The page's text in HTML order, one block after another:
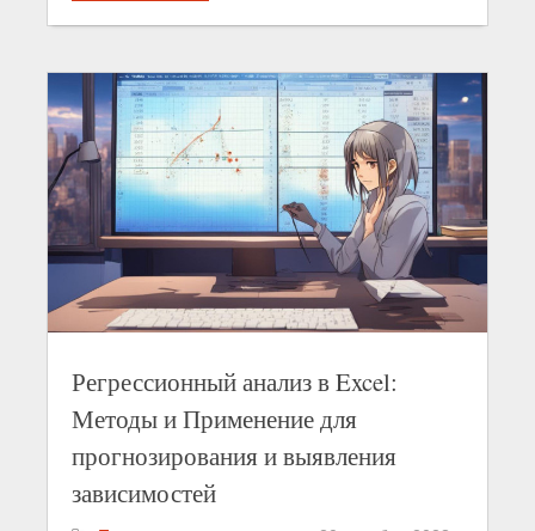
Регрессионный анализ в Excel:
Методы и Применение для
прогнозирования и выявления
зависимостей